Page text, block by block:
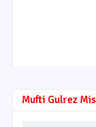
Mufti Gulrez